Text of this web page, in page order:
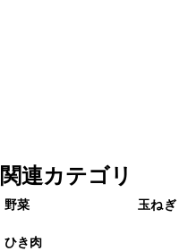
関連カテゴリ
野菜 玉ねぎ
ひき肉